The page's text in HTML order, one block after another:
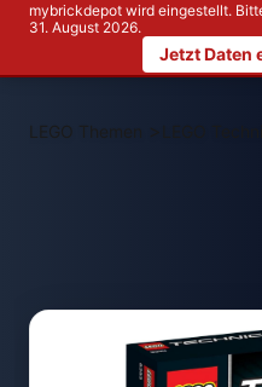
mybrickdepot wird eingestellt.
31. August 2026.
Jetzt Daten
LEGO Themen >